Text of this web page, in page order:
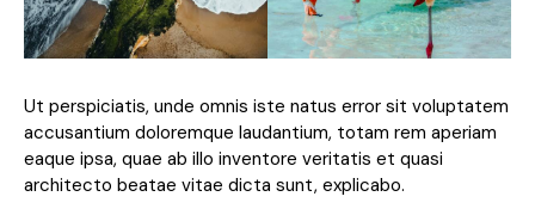
Ut perspiciatis, unde omnis iste natus error sit voluptatem
accusantium doloremque laudantium, totam rem aperiam
eaque ipsa, quae ab illo inventore veritatis et quasi
architecto beatae vitae dicta sunt, explicabo.